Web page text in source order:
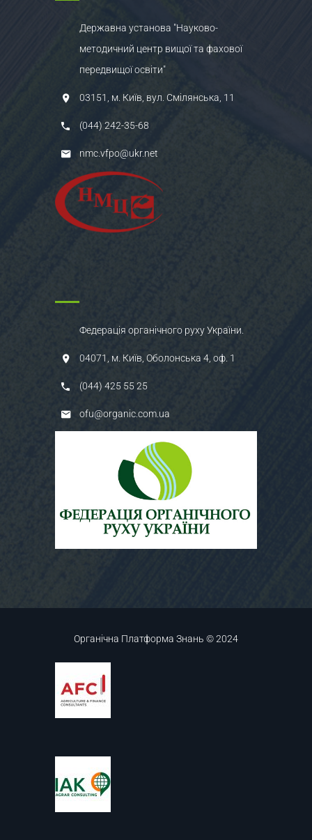
Державна установа "Науково-
методичний центр вищої та фахової
передвищої освіти"
03151, м. Київ, вул. Смілянська, 11
(044) 242-35-68
nmc.vfpo@ukr.net
Федерація органічного руху України.
04071, м. Київ, Оболонська 4, оф. 1
(044) 425 55 25
ofu@organic.com.ua
Органічна Платформа Знань © 2024